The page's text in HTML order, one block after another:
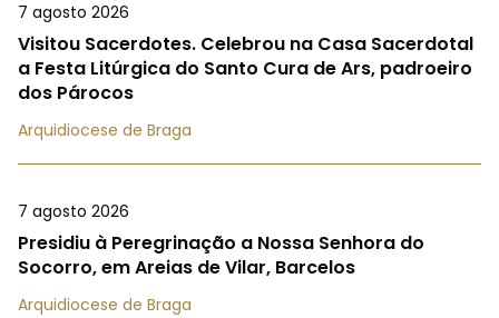
7 agosto 2026
Visitou Sacerdotes. Celebrou na Casa Sacerdotal
a Festa Litúrgica do Santo Cura de Ars, padroeiro
dos Párocos
Arquidiocese de Braga
7 agosto 2026
Presidiu à Peregrinação a Nossa Senhora do
Socorro, em Areias de Vilar, Barcelos
Arquidiocese de Braga